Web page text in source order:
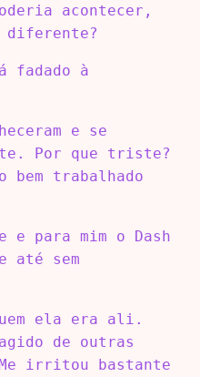
acontecer,
diferente?
fadado à
e se
Por que triste?
bem trabalhado
e para mim o Dash
até sem
ela era ali.
de outras
irritou bastante